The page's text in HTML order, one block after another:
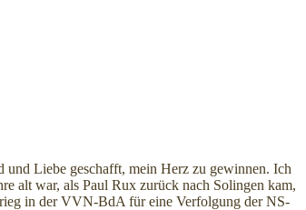
und Liebe geschafft, mein Herz zu gewinnen. Ich
alt war, als Paul Rux zurück nach Solingen kam,
in der VVN-BdA für eine Verfolgung der NS-